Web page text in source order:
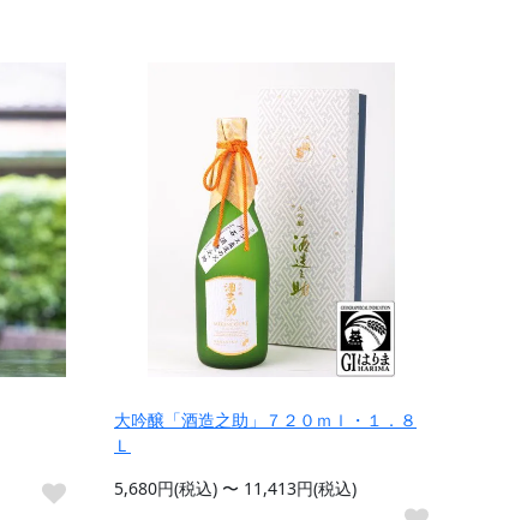
大吟醸「酒造之助」７２０ｍｌ・１．８
Ｌ
5,680円(税込) 〜 11,413円(税込)